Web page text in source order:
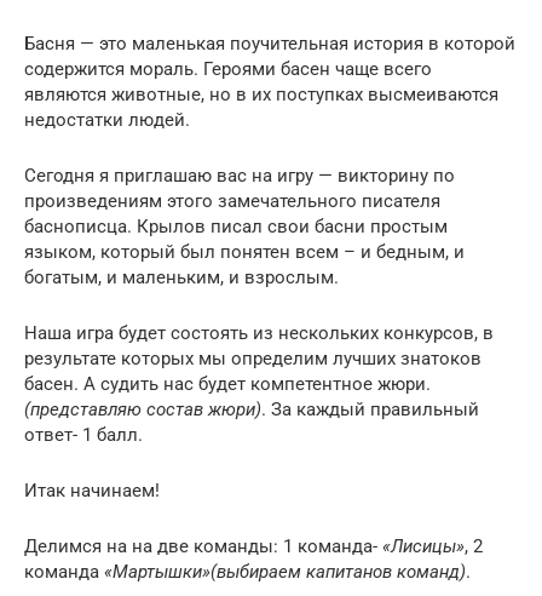
Басня — это маленькая поучительная история в которой
содержится мораль. Героями басен чаще всего
являются животные, но в их поступках высмеиваются
недостатки людей.
Сегодня я приглашаю вас на игру — викторину по
произведениям этого замечательного писателя
баснописца. Крылов писал свои басни простым
языком, который был понятен всем – и бедным, и
богатым, и маленьким, и взрослым.
Наша игра будет состоять из нескольких конкурсов, в
результате которых мы определим лучших знатоков
басен. А судить нас будет компетентное жюри.
(представляю состав жюри). За каждый правильный
ответ- 1 балл.
Итак начинаем!
Делимся на на две команды: 1 команда- «Лисицы», 2
команда «Мартышки»(выбираем капитанов команд).